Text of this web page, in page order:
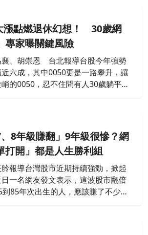
投資的錢可能低於保險公司給的
的機制，小水庫就能幫忙支應費
漲點燃退休幻想！ 30歲網
專家曝關鍵風險
襄、胡崇恩 台北報導台股今年強勢
六成，其中0050更是一路攀升，讓
的0050，忍不住問有人30歲躺平的
業者，被問到會不會想退休，他說
，但工作還是會持續。
8年級賺翻」9年級很慘？網
打開」都是人生勝利組
報導台灣股市近期持續強勁，掀起
一名網友發文表示，這波股市翻倍
85年次出生的人，應該賺了不少；
非是最慘的一代。